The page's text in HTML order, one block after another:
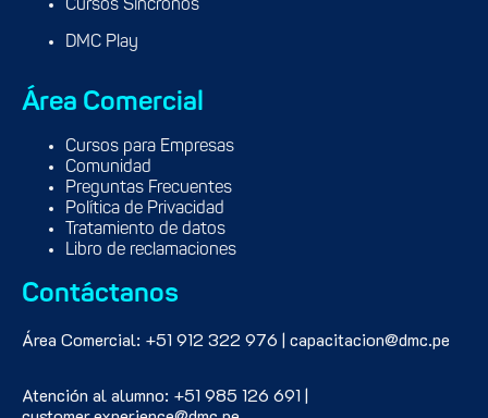
Cursos Síncronos
DMC Play
Área Comercial
Cursos para Empresas
Comunidad
Preguntas Frecuentes
Política de Privacidad
Tratamiento de datos
Libro de reclamaciones
Contáctanos
Área Comercial: +51 912 322 976 | capacitacion@dmc.pe
Atención al alumno: +51 985 126 691 |